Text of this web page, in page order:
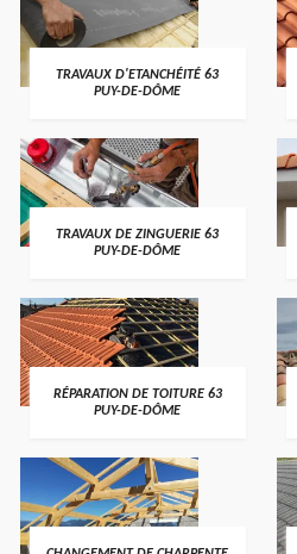
TRAVAUX D'ETANCHÉITÉ 63
PUY-DE-DÔME
TRAVAUX DE ZINGUERIE 63
PUY-DE-DÔME
RÉPARATION DE TOITURE 63
PUY-DE-DÔME